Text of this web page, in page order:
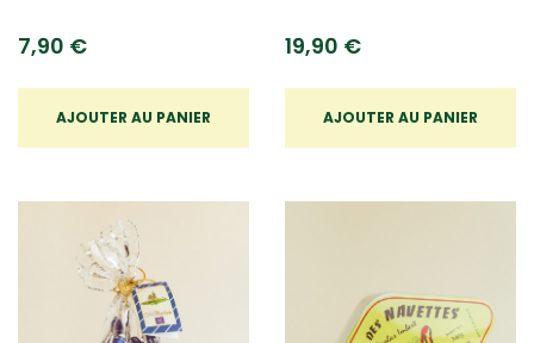
7,90 €
AJOUTER AU PANIER
19,90 €
AJOUTER AU PANIER